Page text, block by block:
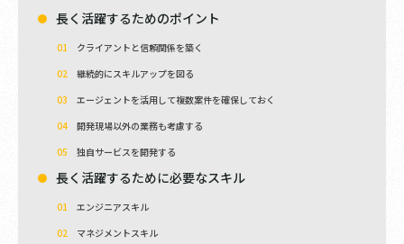
長く活躍するためのポイント
クライアントと信頼関係を築く
継続的にスキルアップを図る
エージェントを活用して複数案件を確保しておく
開発現場以外の業務も考慮する
独自サービスを開発する
長く活躍するために必要なスキル
エンジニアスキル
マネジメントスキル